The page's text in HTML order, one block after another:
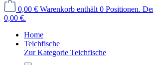
0,00 € Warenkorb enthält 0 Positionen.
0,00 €.
Home
Teichfische
Zur Kategorie Teichfische